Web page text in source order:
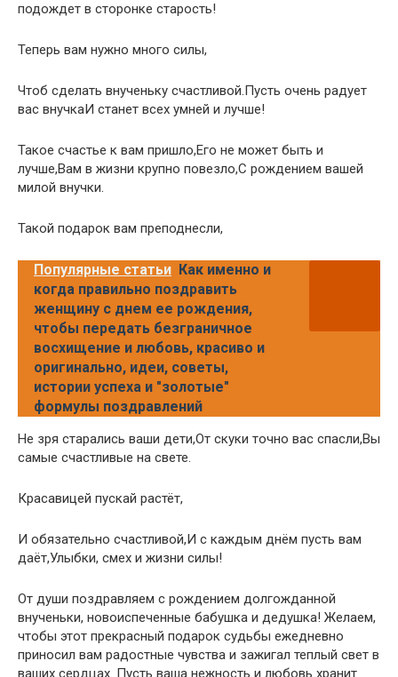
подождет в сторонке старость!
Теперь вам нужно много силы,
Чтоб сделать внученьку счастливой.Пусть очень радует
вас внучкаИ станет всех умней и лучше!
Такое счастье к вам пришло,Его не может быть и
лучше,Вам в жизни крупно повезло,С рождением вашей
милой внучки.
Такой подарок вам преподнесли,
Популярные статьи Как именно и
когда правильно поздравить
женщину с днем ее рождения,
чтобы передать безграничное
восхищение и любовь, красиво и
оригинально, идеи, советы,
истории успеха и "золотые"
формулы поздравлений
Не зря старались ваши дети,От скуки точно вас спасли,Вы
самые счастливые на свете.
Красавицей пускай растёт,
И обязательно счастливой,И с каждым днём пусть вам
даёт,Улыбки, смех и жизни силы!
От души поздравляем с рождением долгожданной
внученьки, новоиспеченные бабушка и дедушка! Желаем,
чтобы этот прекрасный подарок судьбы ежедневно
приносил вам радостные чувства и зажигал теплый свет в
ваших сердцах. Пусть ваша нежность и любовь хранит